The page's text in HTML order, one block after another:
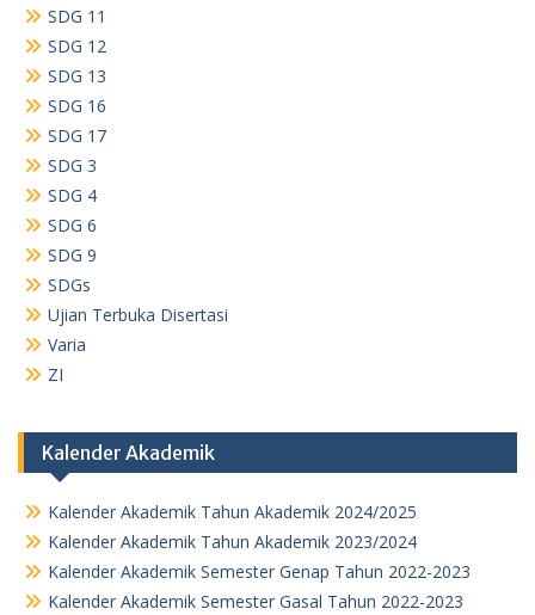
SDG 11
SDG 12
SDG 13
SDG 16
SDG 17
SDG 3
SDG 4
SDG 6
SDG 9
SDGs
Ujian Terbuka Disertasi
Varia
ZI
Kalender Akademik
Kalender Akademik Tahun Akademik 2024/2025
Kalender Akademik Tahun Akademik 2023/2024
Kalender Akademik Semester Genap Tahun 2022-2023
Kalender Akademik Semester Gasal Tahun 2022-2023